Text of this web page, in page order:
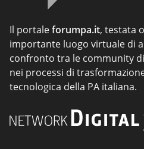
Il portaleforumpa.it, testata
importante luogo virtuale di
confronto tra le community
nei processi di
tecnologica della PA italiana.